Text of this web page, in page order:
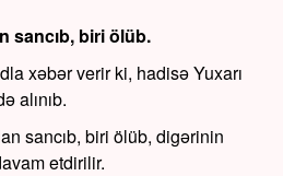
sancıb, biri ölüb.
xəbər verir ki, hadisə Yuxarı
alınıb.
sancıb, biri ölüb, digərinin
etdirilir.